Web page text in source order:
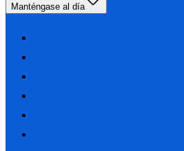
Manténgase al día